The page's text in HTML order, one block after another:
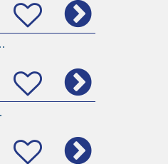
Hessen GmbH
Tg frei